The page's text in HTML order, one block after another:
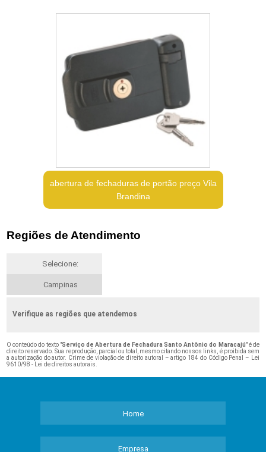
abertura de fechaduras de portão preço Vila
Brandina
Regiões de Atendimento
Selecione:
Campinas
Verifique as regiões que atendemos
O conteúdo do texto "Serviço de Abertura de Fechadura Santo Antônio do Maracajú" é de
direito reservado. Sua reprodução, parcial ou total, mesmo citando nossos links, é proibida sem
a autorização do autor. Crime de violação de direito autoral – artigo 184 do Código Penal –
Lei
9610/98 - Lei de direitos autorais
Home
Empresa